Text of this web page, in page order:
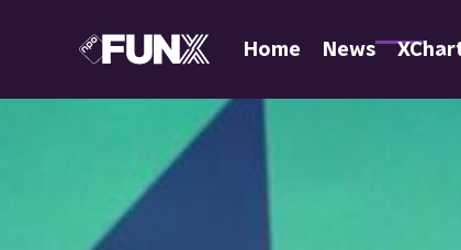
Home News